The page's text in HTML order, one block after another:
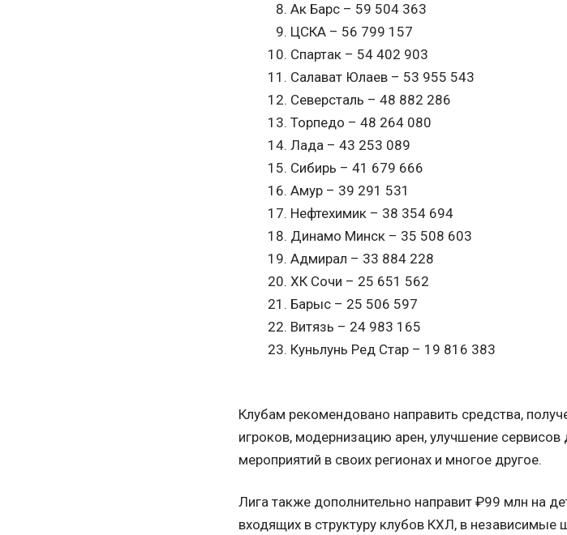
Ак Барс – 59 504 363
ЦСКА – 56 799 157
Спартак – 54 402 903
Салават Юлаев – 53 955 543
Северсталь – 48 882 286
Торпедо – 48 264 080
Лада – 43 253 089
Сибирь – 41 679 666
Амур – 39 291 531
Нефтехимик – 38 354 694
Динамо Минск – 35 508 603
Адмирал – 33 884 228
ХК Сочи – 25 651 562
Барыс – 25 506 597
Витязь – 24 983 165
Куньлунь Ред Стар – 19 816 383
Клубам рекомендовано направить средства,
игроков, модернизацию арен, улучшение
мероприятий в своих регионах и многое другое.
Лига также дополнительно направит ₽99 млн на
входящих в структуру клубов КХЛ, в независимые